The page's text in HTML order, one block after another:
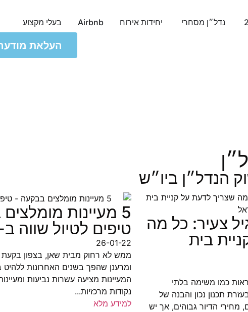
נדל״ן מסחרי יחידות אירוח Airbnb בעלי מקצוע
העלאת
הנדל״ן ביו״ש
צעיר: כל מה
בית
כמו משימה בלתי
תכנון נכון והבנה של
הדיור גבוהים, אך יש
5 מעיינות
טיפים לטיול שווה ב-
26-01-22
ממש לא רחוק מבית שאן, בצפון בקעת
ומרענן שהפך בשנים האחרונות ללהיט
המעיינות מציעה עשרות נביעות
נקודות מרכזיות...
למידע מלא